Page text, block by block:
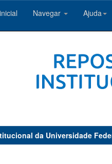
Navegar Ajuda
da Universidade